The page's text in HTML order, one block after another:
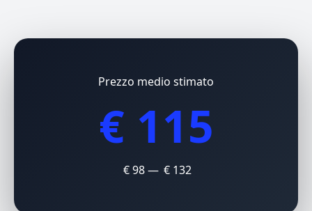
Prezzo medio stimato
€ 115
€ 98 — € 132